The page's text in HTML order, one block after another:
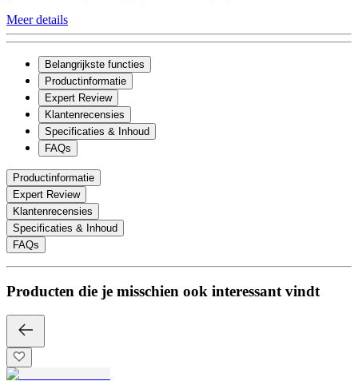
Meer details
Belangrijkste functies
Productinformatie
Expert Review
Klantenrecensies
Specificaties & Inhoud
FAQs
Productinformatie
Expert Review
Klantenrecensies
Specificaties & Inhoud
FAQs
Producten die je misschien ook interessant vindt